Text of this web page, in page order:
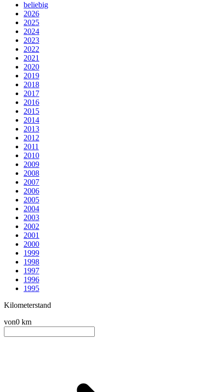
beliebig
2026
2025
2024
2023
2022
2021
2020
2019
2018
2017
2016
2015
2014
2013
2012
2011
2010
2009
2008
2007
2006
2005
2004
2003
2002
2001
2000
1999
1998
1997
1996
1995
Kilometerstand
von0 km